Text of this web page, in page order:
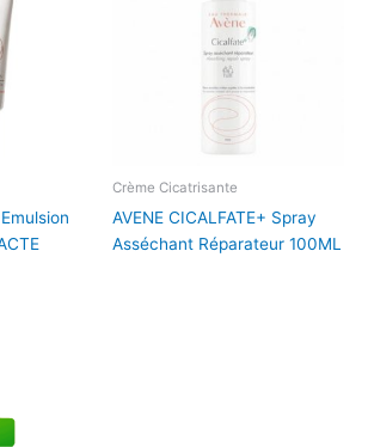
Crème Cicatrisante
AVENE CICALFATE+ Spray
Asséchant Réparateur 100ML